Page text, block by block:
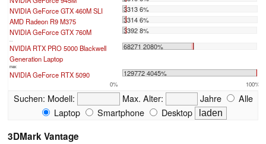
NVIDIA GeForce GTX 460M SLI
3313 6%
AMD Radeon R9 M375
3314 6%
NVIDIA GeForce GTX 760M
3392 8%
...
NVIDIA RTX PRO 5000 Blackwell
Generation Laptop
68271 2080%
max:
NVIDIA GeForce RTX 5090 129772 4045%
0% 100%
Suchen: Modell: Max. Alter: Jahre
Alle
Laptop
Smartphone Desktop
3DMark Vantage